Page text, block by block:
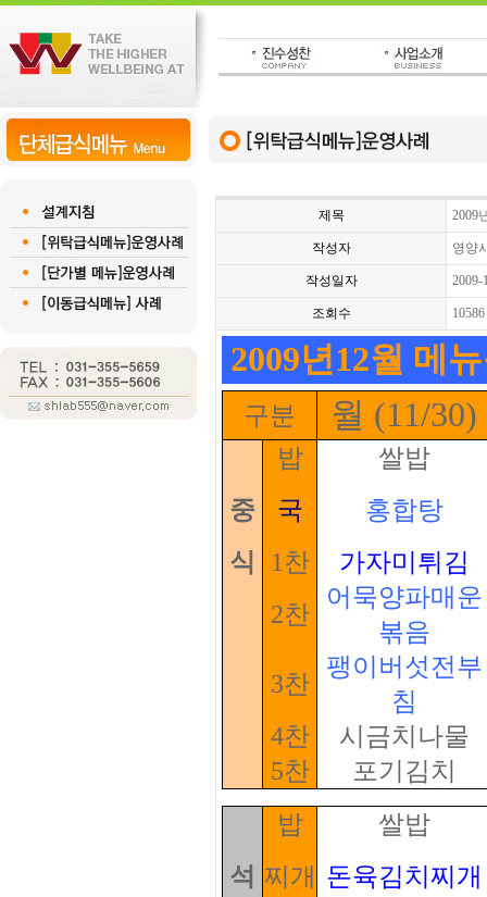
제목 2009
작성자 영양
작성일자 2009-
조회수 10586
2009년12월 메
구분 월 (11/30)
밥
쌀밥
중
국
홍합탕
식
1찬
가자미튀김
2찬
어묵양파매운
볶음
3찬
팽이버섯전부
침
4찬
시금치나물
5찬
포기김치
밥
쌀밥
석 찌개 돈육김치찌개